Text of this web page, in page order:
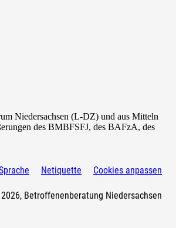
Niedersachsen (L-DZ) und aus Mitteln
des BMBFSFJ, des BAFzA, des
Netiquette Cookies anpassen
Betroffenenberatung Niedersachsen